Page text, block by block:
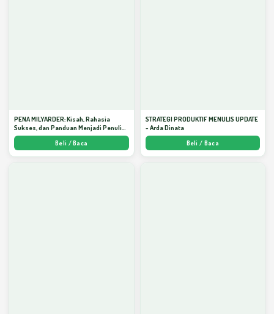
PENA MILYARDER: Kisah, Rahasia
Sukses, dan Panduan Menjadi Penulis 1
Milyar di KBM App dari Nol - Arda Dinata
Beli / Baca
STRATEGI PRODUKTIF MENULIS UPDATE
- Arda Dinata
Beli / Baca